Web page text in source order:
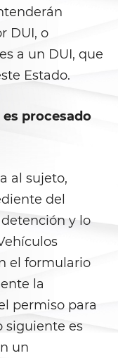
Venta
para la
Sustancia
Venta
a
DUI, o
a un DUI, que
Estado.
procesado
al sujeto,
del
y lo
el formulario
la
permiso para
siguiente es
un